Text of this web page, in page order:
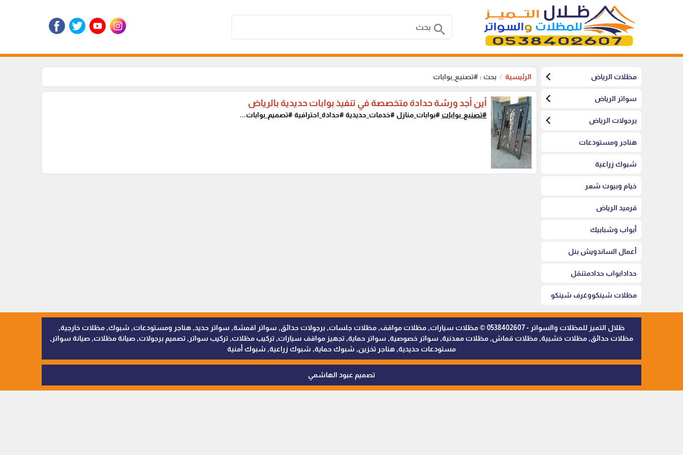
search
مظلات الرياض chevron_left
سواتر الرياض chevron_left
برجولات الرياض chevron_left
هناجر ومستودعات
شبوك زراعية
خيام وبيوت شعر
قرميد الرياض
أبواب وشبابيك
أعمال الساندويش بنل
حدادابواب حدادمتنقل
مظلات شينكووغرف شينكو
الرئيسية بحث : #تصنيع_بوابات
أين أجد ورشة حدادة متخصصة في تنفيذ بوابات حديدية بالرياض
#تصنيع_بوابات #بوابات_منازل #خدمات_حديدية #حدادة_احترافية #تصميم_بوابات...
ظلال التميز للمظلات والسواتر - 0538402607 © مظلات سيارات, مظلات مواقف, مظلات جلسات, برجولات حدائق, سواتر اقمشة, سواتر حديد, هناجر ومستودعات, شبوك, مظلات خارجية,
مظلات حدائق, مظلات خشبية, مظلات قماش, مظلات معدنية, سواتر خصوصية, سواتر حماية, تجهيز مواقف سيارات, تركيب مظلات, تركيب سواتر, تصميم برجولات, صيانة مظلات, صيانة سواتر,
مستودعات حديدية, هناجر تخزين, شبوك حماية, شبوك زراعية, شبوك أمنية
تصميم عبود الهاشمي